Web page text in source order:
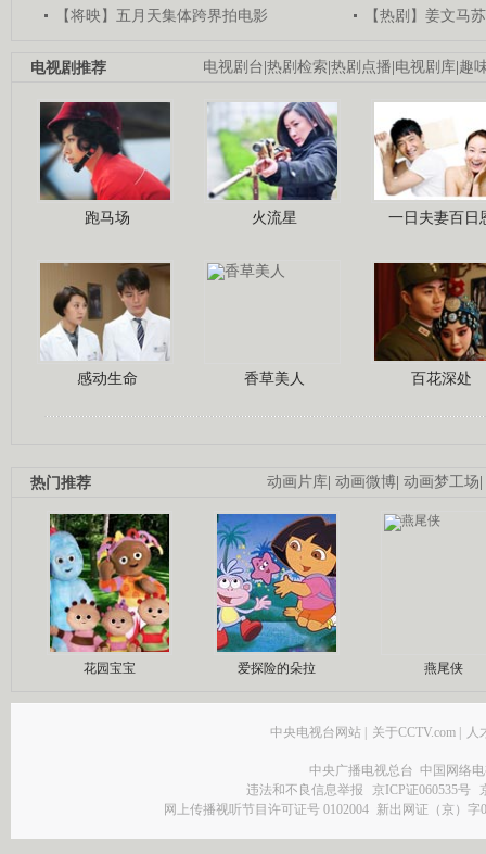
【将映】五月天集体跨界拍电影
【热剧】姜文马
电视剧台|热剧检索|热剧点播|电视剧库|趣
电视剧推荐
跑马场 火流星 一日夫妻百日
感动生命 香草美人 百花深处
动画片库| 动画微博| 动画梦工场|
热门推荐
花园宝宝 爱探险的朵拉 燕尾侠
中央电视台网站 | 关于CCTV.com | 人
中央广播电视总台 中国网络
违法和不良信息举报
京ICP证060535号
网上传播视听节目许可证号 0102004 新出网证（京）